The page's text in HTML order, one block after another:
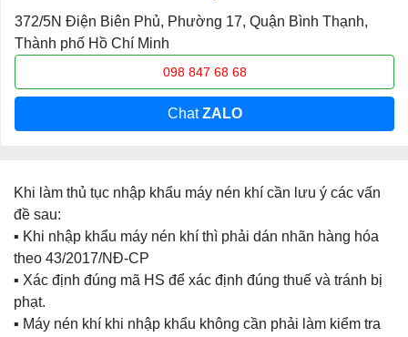
372/5N Điện Biên Phủ, Phường 17, Quận Bình Thạnh,
Thành phố Hồ Chí Minh
098 847 68 68
ChatZALO
Khi làm thủ tục nhập khẩu máy nén khí cần lưu ý các vấn
đề sau:
▪️ Khi nhập khẩu máy nén khí thì phải dán nhãn hàng hóa
theo 43/2017/NĐ-CP
▪️ Xác định đúng mã HS để xác định đúng thuế và tránh bị
phạt.
▪️ Máy nén khí khi nhập khẩu không cần phải làm kiểm tra